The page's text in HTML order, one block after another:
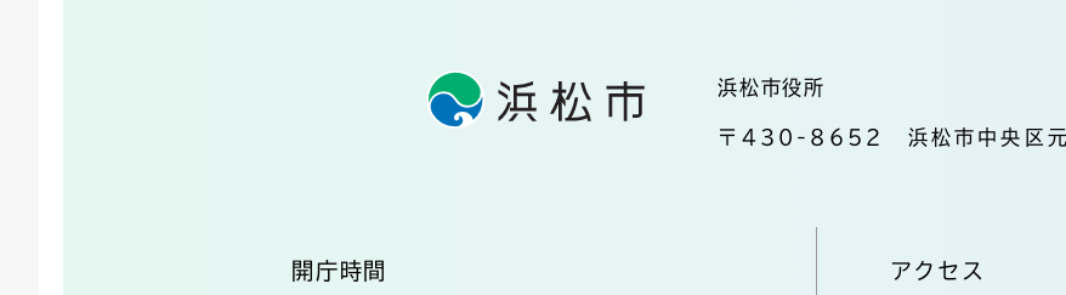
浜松市役所
〒430-8652 浜松市中央区
開庁時間 アクセス